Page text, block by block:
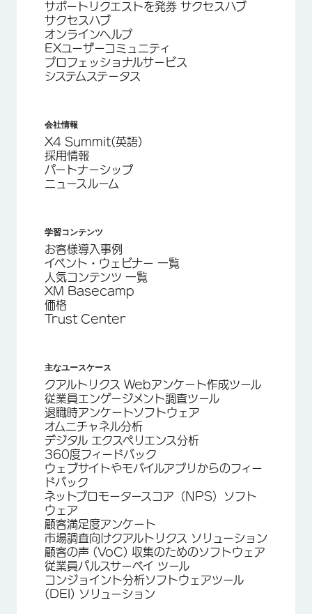
サポートリクエストを発券 サクセスハブ
サクセスハブ
オンラインヘルプ
EXユーザーコミュニティ
プロフェッショナルサービス
システムステータス
会社情報
X4 Summit(英語)
採用情報
パートナーシップ
ニュースルーム
学習コンテンツ
お客様導入事例
イベント・ウェビナー 一覧
人気コンテンツ 一覧
XM Basecamp
価格
Trust Center
主なユースケース
クアルトリクス Webアンケート作成ツール
従業員エンゲージメント調査ツール
退職時アンケートソフトウェア
オムニチャネル分析
デジタル エクスペリエンス分析
360度フィードバック
ウェブサイトやモバイルアプリからのフィー
ドバック
ネットプロモータースコア（NPS）ソフト
ウェア
顧客満足度アンケート
市場調査向けクアルトリクス ソリューション
顧客の声 (VoC) 収集のためのソフトウェア
従業員パルスサーベイ ツール
コンジョイント分析ソフトウェアツール
(DEI) ソリューション